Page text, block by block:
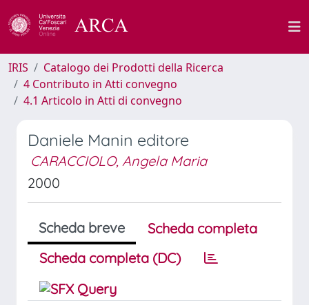
IRIS
Catalogo dei Prodotti della Ricerca
4 Contributo in Atti convegno
4.1 Articolo in Atti di convegno
Daniele Manin editore
CARACCIOLO, Angela Maria
2000
Scheda breve
Scheda completa
Scheda completa (DC)